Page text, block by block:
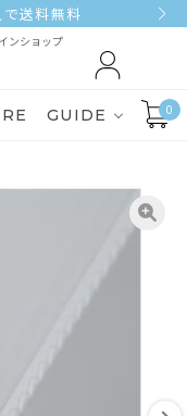
送料無料
ンショップ
GUIDE 0